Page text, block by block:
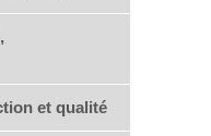
et qualité